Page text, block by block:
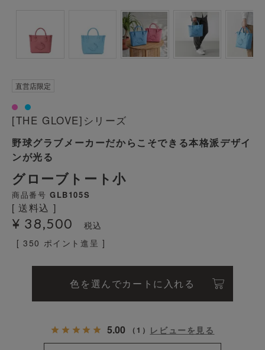
直営店限定
[THE GLOVE]シリーズ
野球グラブメーカーだからこそできる本格派デザイ
ンが光る
グローブトート小
商品番号 GLB105S
送料込
¥ 38,500
税込
[ 350 ポイント進呈 ]
色を選んでカートに入れる
5.00 （ 1 ） レビューを見る